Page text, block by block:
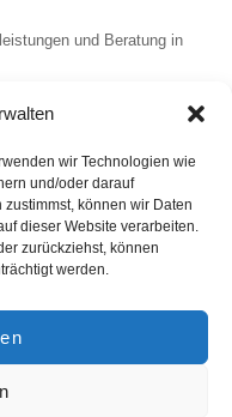
wir Technologien wie
und/oder darauf
können wir Daten
dieser Website verarbeiten.
zurückziehst, können
werden.
und Beratung in
und öffentliche
Geschäftsprozesse
: Bietet Beratung in